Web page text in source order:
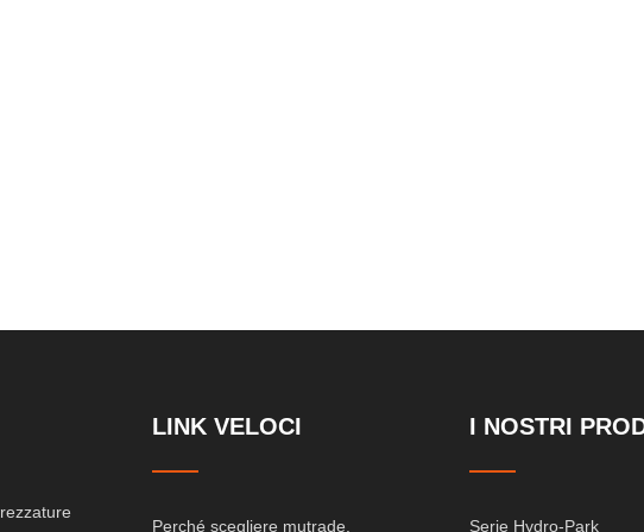
LINK VELOCI
Perché scegliere mutrade.
I NOSTRI
Serie Hydro-Park